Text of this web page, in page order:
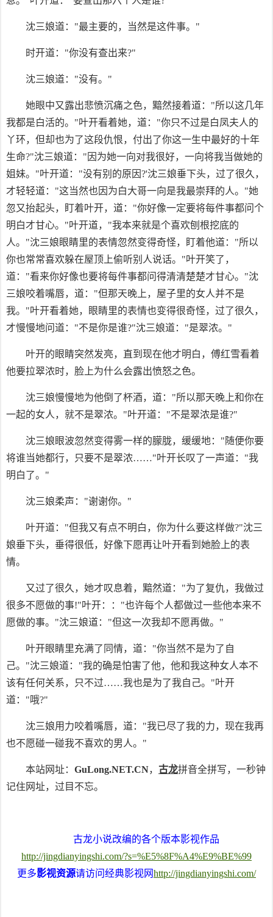
沈三娘道："最主要的，当然是这件事。"
时开道："你没有查出来?"
沈三娘道："没有。"
她眼中又露出悲愤沉痛之色，黯然接着道："所以这几年
我都是白活的。"叶开看着她，道："你只不过是白凤夫人的
丫环，但却也为了这段仇恨，付出了你这一生中最好的十年
生命?"沈三娘道："因为她一向对我很好，一向将我当做她的
姐妹。"叶开道："没有别的原因?'沈三娘垂下头，过了很久，
才轻轻道："这当然也因为白大哥一向是我最崇拜的人。"她
忽又抬起头，盯着叶开，道："你好像一定要将每件事都问个
明白才甘心。"叶开道，"我本来就是个喜欢刨根挖底的
人。"沈三娘眼睛里的表情忽然变得奇怪，盯着他道："所以
你也常常喜欢躲在屋顶上偷听别人说话。"叶开笑了，
道："看来你好像也要将每件事都问得清清楚楚才甘心。"沈
三娘咬着嘴唇，道："但那天晚上，屋子里的女人并不是
我。"叶开看着她，眼睛里的表情也变得很奇怪，过了很久，
才慢慢地问道："不是你是谁?"沈三娘道："是翠浓。"
叶开的眼睛突然发亮，直到现在他才明白，傅红雪看着
他要拉翠浓时，脸上为什么会露出愤怒之色。
沈三娘慢慢地为他倒了杯酒，道："所以那天晚上和你在
一起的女人，就不是翠浓。"叶开道："不是翠浓是谁?"
沈三娘眼波忽然变得雾一样的朦胧，缓缓地："随便你要
将谁当她都行，只要不是翠浓……"叶开长叹了一声道："我
明白了。"
沈三娘柔声："谢谢你。"
叶开道："但我又有点不明白，你为什么要这样做?"沈三
娘垂下头，垂得很低，好像下愿再让叶开看到她脸上的表
情。
又过了很久，她才叹息着，黯然道："为了复仇，我做过
很多不愿做的事!"叶开：："也许每个人都做过一些他本来不
愿做的事。"沈三娘道："但这一次我却不愿再做。"
叶开眼睛里充满了同情，道："你当然不是为了自
己。"沈三娘道："我的确是怕害了他，他和我这种女人本不
该有任何关系，只不过……我也是为了我自己。"叶开
道："哦?"
沈三娘用力咬着嘴唇，道："我已尽了我的力，现在我再
也不愿碰一碰我不喜欢的男人。"
本站网址： GuLong.NET.CN， 古龙拼音全拼写，一秒钟
记住网址，过目不忘。
古龙小说改编的各个版本影视作品
http://jingdianyingshi.com/?s=%E5%8F%A4%E9%BE%99
更多影视资源请访问经典影视网http://jingdianyingshi.com/